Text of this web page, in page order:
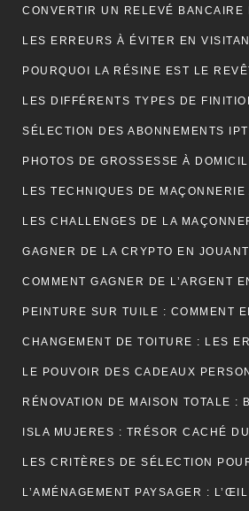
COMMENT GAGNER DE L’ARGENT
LE POUVOIR DES CADEAUX